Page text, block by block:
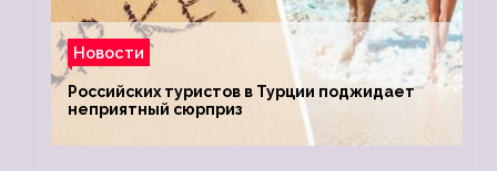
Новости
Российских туристов в Турции поджидает
неприятный сюрприз